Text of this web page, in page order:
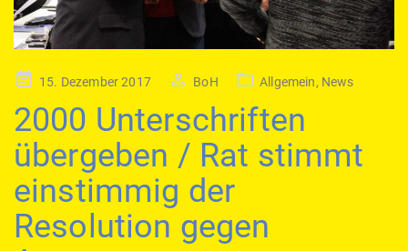
Posted15. Dezember 2017 BoH Allgemein, News
2000 Unterschriften
übergeben / Rat stimmt
einstimmig der
Resolution gegen